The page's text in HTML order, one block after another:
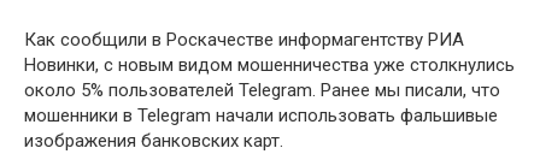
Как сообщили в Роскачестве информагентству РИА
Новинки, с новым видом мошенничества уже столкнулись
около 5% пользователей Telegram. Ранее мы писали, что
мошенники в Telegram начали использовать фальшивые
изображения банковских карт.